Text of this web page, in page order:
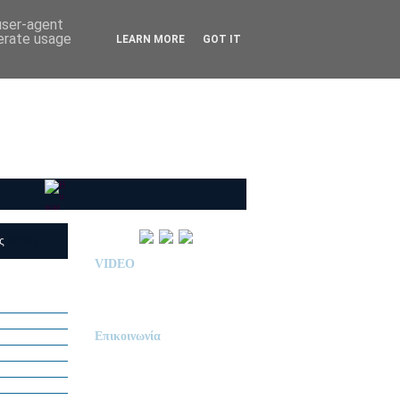
VIDEO
Επικοινωνία
agent
usage
LEARN MORE GOT IT